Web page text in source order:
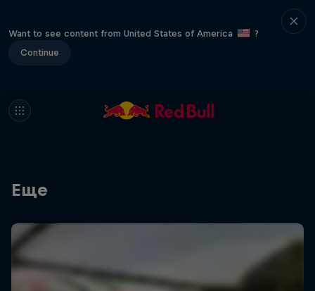
Want to see content from United States of America
?
Continue
Еще